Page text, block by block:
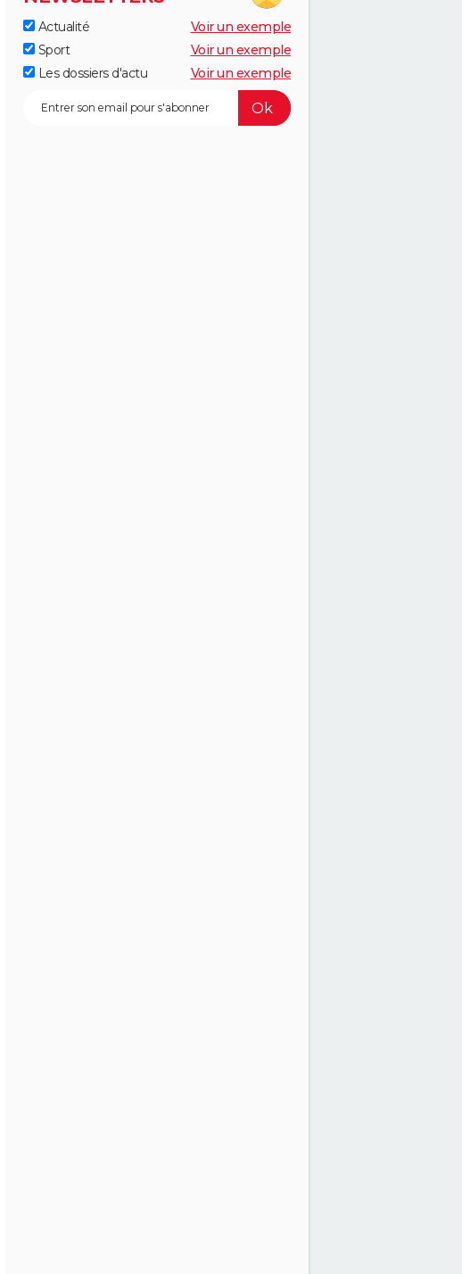
Actualité
Voir un exemple
Sport
Voir un exemple
Les dossiers d'actu
Voir un exemple